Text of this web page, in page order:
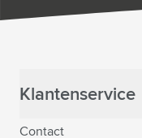
Klantenservice
Contact